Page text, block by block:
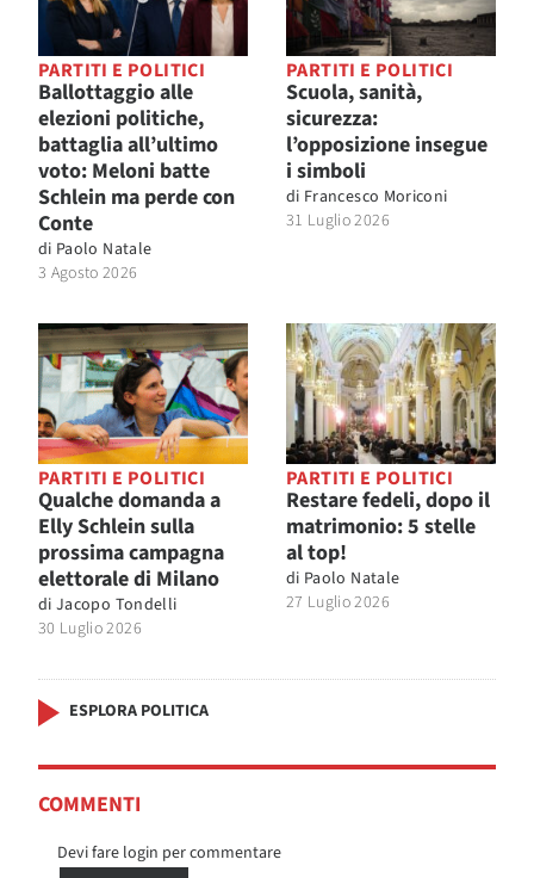
PARTITI E POLITICI
Ballottaggio alle
elezioni politiche,
battaglia all’ultimo
voto: Meloni batte
Schlein ma perde con
Conte
di Paolo Natale
3 Agosto 2026
PARTITI E POLITICI
Scuola, sanità,
sicurezza:
l’opposizione insegue
i simboli
di Francesco Moriconi
31 Luglio 2026
PARTITI E POLITICI
Qualche domanda a
Elly Schlein sulla
prossima campagna
elettorale di Milano
di Jacopo Tondelli
30 Luglio 2026
PARTITI E POLITICI
Restare fedeli, dopo il
matrimonio: 5 stelle
al top!
di Paolo Natale
27 Luglio 2026
ESPLORA POLITICA
COMMENTI
Devi fare login per commentare